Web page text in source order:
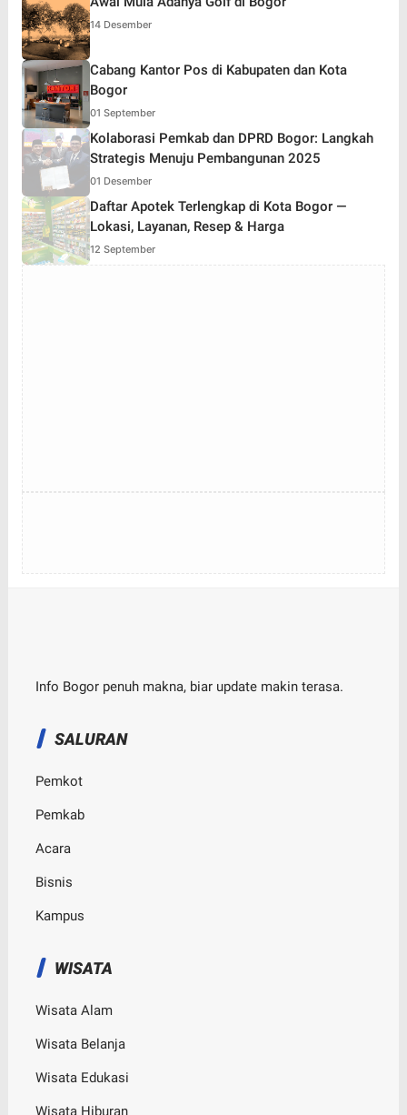
14 Desember
Cabang Kantor Pos di Kabupaten dan Kota
Bogor
01 September
Kolaborasi Pemkab dan DPRD Bogor: Langkah
Strategis Menuju Pembangunan 2025
01 Desember
Daftar Apotek Terlengkap di Kota Bogor —
Lokasi, Layanan, Resep & Harga
12 September
Info Bogor penuh makna, biar update makin terasa.
SALURAN
Pemkot
Pemkab
Acara
Bisnis
Kampus
WISATA
Wisata Alam
Wisata Belanja
Wisata Edukasi
Wisata Hiburan